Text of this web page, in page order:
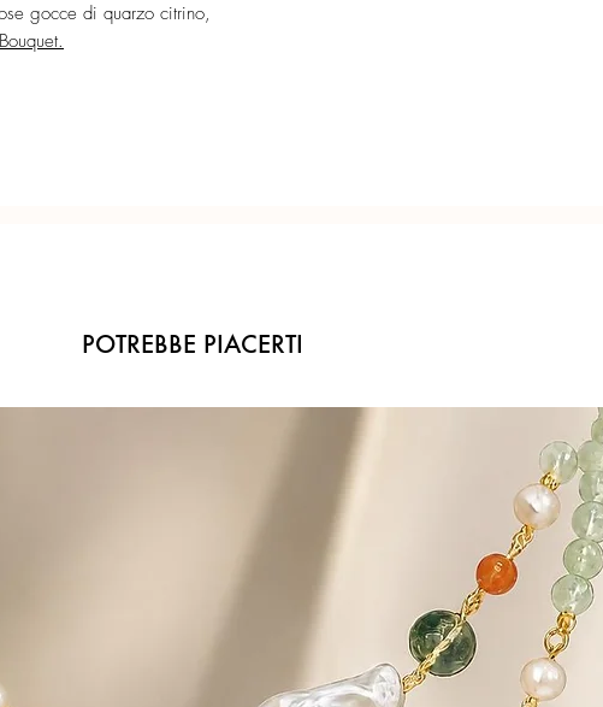
gocce di quarzo citrino,
POTREBBE PIACERTI